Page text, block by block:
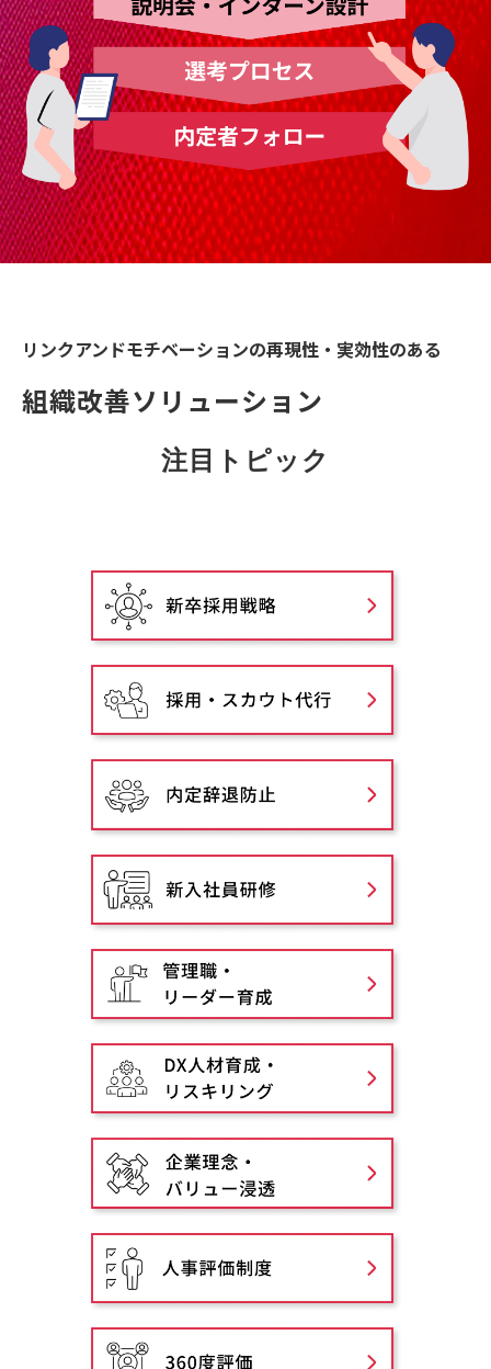
リンクアンドモチベーションの再現性・実効性のある
組織改善ソリューション
注目トピック